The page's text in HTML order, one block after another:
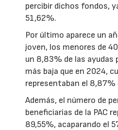
percibir dichos fondos,
51,62%.
Por último aparece un
joven, los menores de
un 8,83% de las ayudas
más baja que en 2024,
representaban el
Además, el número de
beneficiarias de la PAC
89,55%, acaparando el